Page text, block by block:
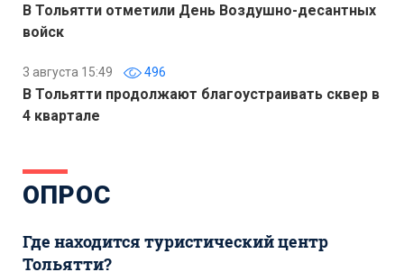
В Тольятти отметили День Воздушно-десантных
войск
3 августа 15:49 496
В Тольятти продолжают благоустраивать сквер в
4 квартале
ОПРОС
Где находится туристический центр
Тольятти?